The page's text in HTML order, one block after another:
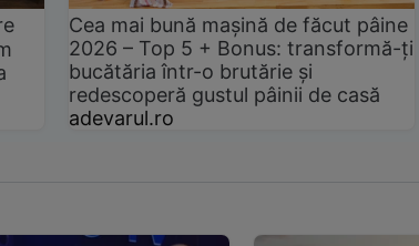
Cea mai bună mașină de făcut pâine
2026 – Top 5 + Bonus: transformă-ți
bucătăria într-o brutărie și
redescoperă gustul pâinii de casă
adevarul.ro